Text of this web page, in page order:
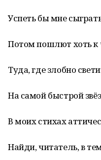
Успеть бы мне
Потом пошлют хоть к
Туда, где злобно
На самой быстрой
В моих стихах
Найди, читатель, в